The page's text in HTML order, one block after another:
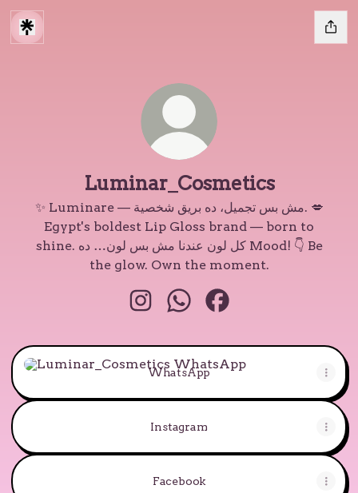
Luminar_Cosmetics
✨ Luminare — مش بس تجميل، ده بريق شخصية. 💋
Egypt's boldest Lip Gloss brand — born to
shine. كل لون عندنا مش بس لون… ده Mood! 👇 Be
the glow. Own the moment.
WhatsApp
WhatsApp
Instagram
Facebook